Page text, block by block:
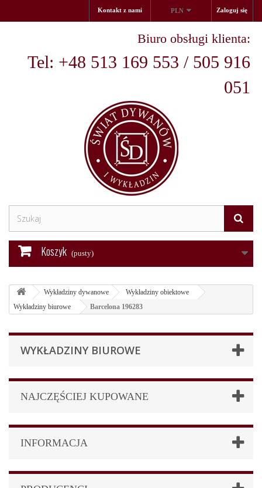
Zaloguj się
PLN
Kontakt z nami
Biuro obsługi klienta:
Tel: +48 513 169 553 / 505 916
051
Koszyk (pusty)
Wykładziny dywanowe
Wykładziny obiektowe
Wykładziny biurowe
Barcelona 196283
WYKŁADZINY BIUROWE
NAJCZĘŚCIEJ KUPOWANE
INFORMACJA